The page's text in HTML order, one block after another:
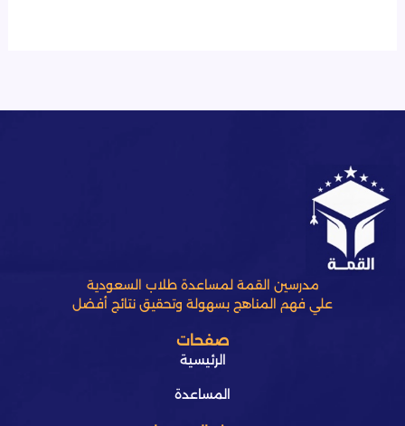
مدرسين القمة لمساعدة طلاب السعودية
علي فهم المناهج بسهولة وتحقيق نتائج أفضل
صفحات
الرئيسية
المساعدة